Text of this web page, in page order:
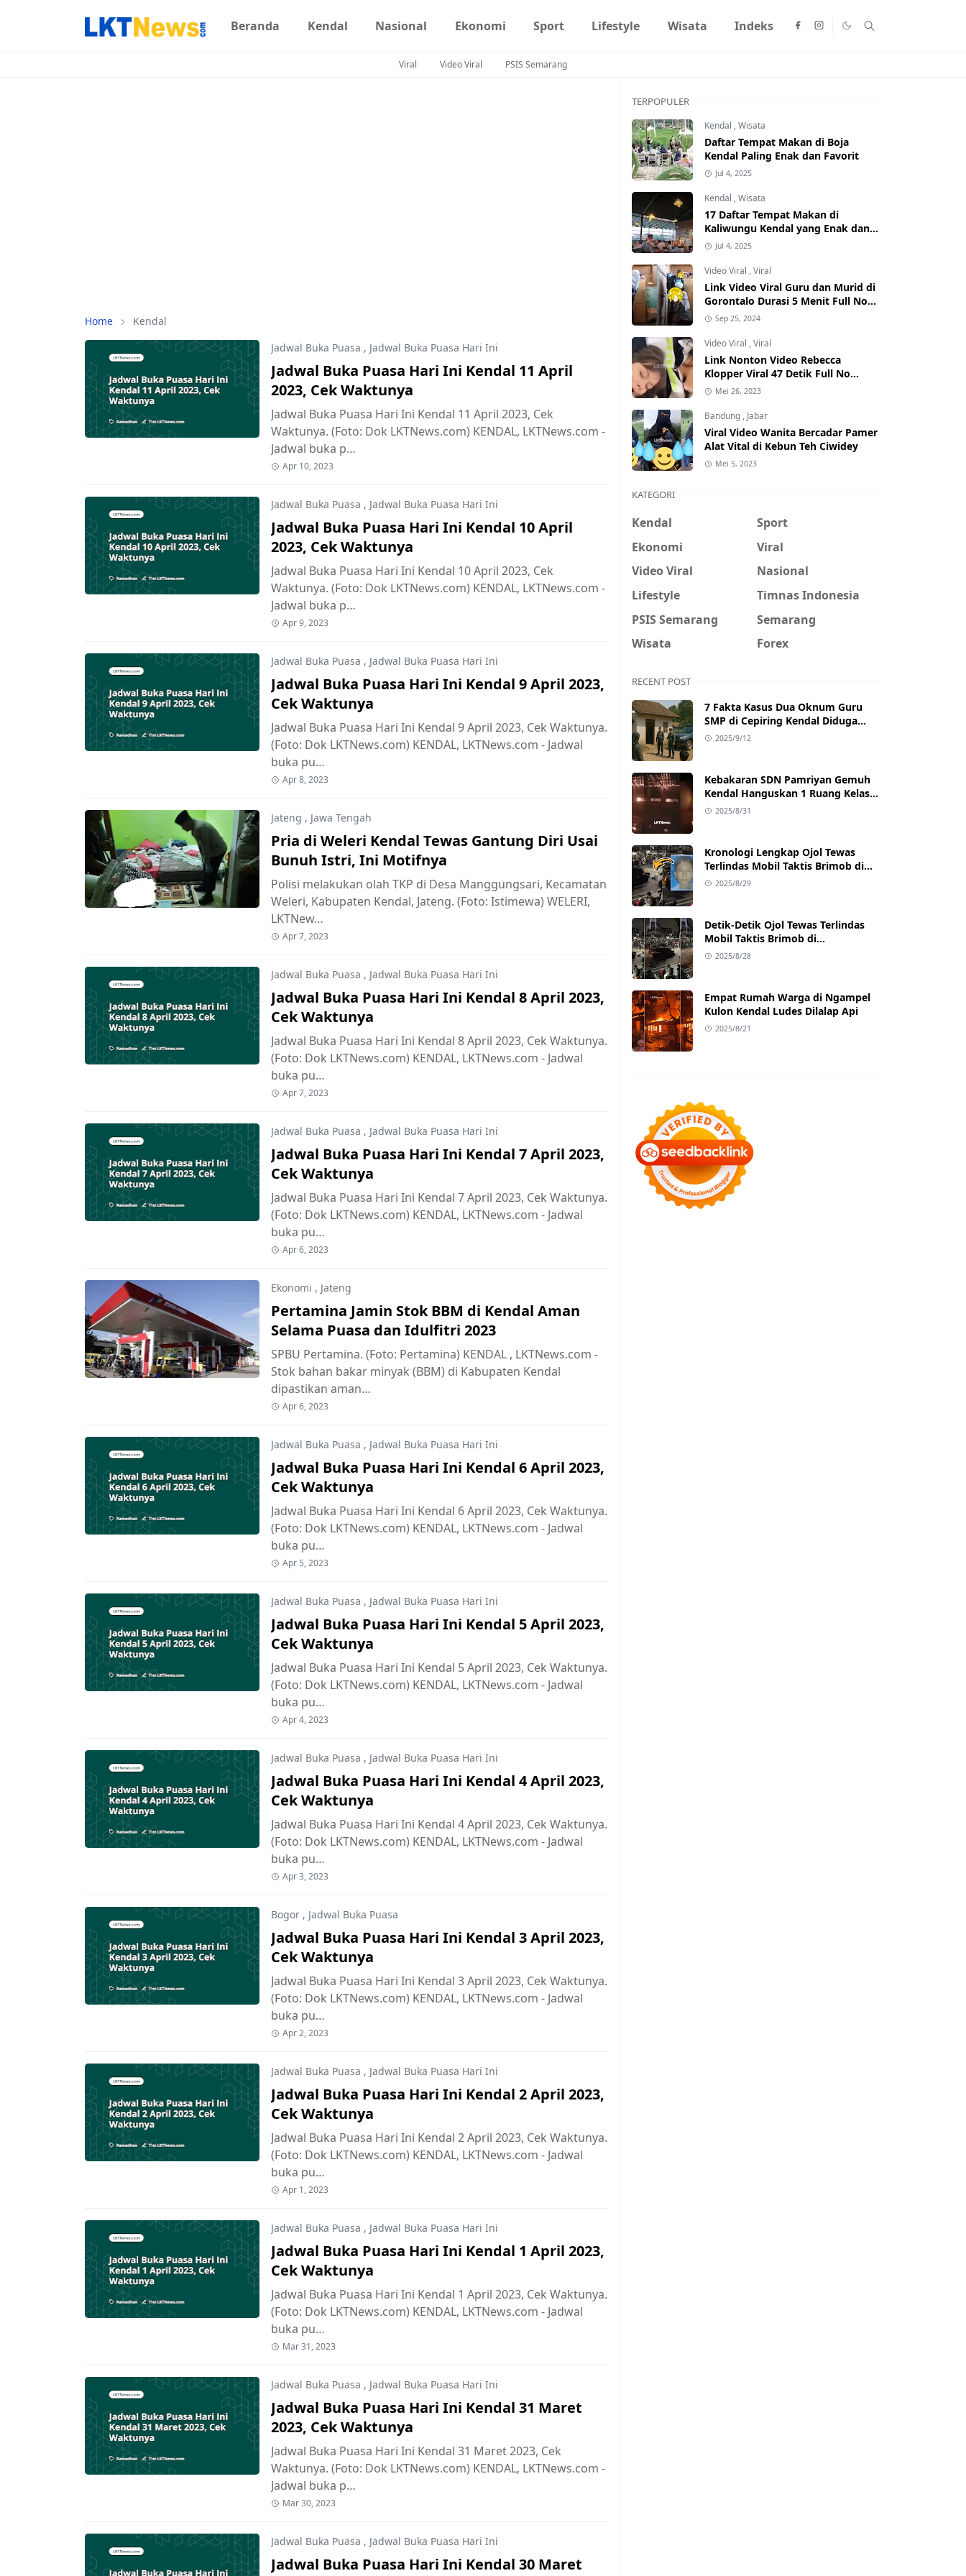
Beranda Kendal Nasional Ekonomi Sport Lifestyle Wisata Indeks
Viral Video Viral PSIS Semarang
Home
Kendal
Jadwal Buka Puasa , Jadwal Buka Puasa Hari Ini
Jadwal Buka Puasa Hari Ini Kendal 11 April
2023, Cek Waktunya
Jadwal Buka Puasa Hari Ini Kendal 11 April 2023, Cek
Waktunya. (Foto: Dok LKTNews.com) KENDAL, LKTNews.com -
Jadwal buka p…
Apr 10, 2023
Jadwal Buka Puasa , Jadwal Buka Puasa Hari Ini
Jadwal Buka Puasa Hari Ini Kendal 10 April
2023, Cek Waktunya
Jadwal Buka Puasa Hari Ini Kendal 10 April 2023, Cek
Waktunya. (Foto: Dok LKTNews.com) KENDAL, LKTNews.com -
Jadwal buka p…
Apr 9, 2023
Jadwal Buka Puasa , Jadwal Buka Puasa Hari Ini
Jadwal Buka Puasa Hari Ini Kendal 9 April 2023,
Cek Waktunya
Jadwal Buka Puasa Hari Ini Kendal 9 April 2023, Cek Waktunya.
(Foto: Dok LKTNews.com) KENDAL, LKTNews.com - Jadwal
buka pu…
Apr 8, 2023
Jateng , Jawa Tengah
Pria di Weleri Kendal Tewas Gantung Diri Usai
Bunuh Istri, Ini Motifnya
Polisi melakukan olah TKP di Desa Manggungsari, Kecamatan
Weleri, Kabupaten Kendal, Jateng. (Foto: Istimewa) WELERI,
LKTNew…
Apr 7, 2023
Jadwal Buka Puasa , Jadwal Buka Puasa Hari Ini
Jadwal Buka Puasa Hari Ini Kendal 8 April 2023,
Cek Waktunya
Jadwal Buka Puasa Hari Ini Kendal 8 April 2023, Cek Waktunya.
(Foto: Dok LKTNews.com) KENDAL, LKTNews.com - Jadwal
buka pu…
Apr 7, 2023
Jadwal Buka Puasa , Jadwal Buka Puasa Hari Ini
Jadwal Buka Puasa Hari Ini Kendal 7 April 2023,
Cek Waktunya
Jadwal Buka Puasa Hari Ini Kendal 7 April 2023, Cek Waktunya.
(Foto: Dok LKTNews.com) KENDAL, LKTNews.com - Jadwal
buka pu…
Apr 6, 2023
Ekonomi , Jateng
Pertamina Jamin Stok BBM di Kendal Aman
Selama Puasa dan Idulfitri 2023
SPBU Pertamina. (Foto: Pertamina) KENDAL , LKTNews.com -
Stok bahan bakar minyak (BBM) di Kabupaten Kendal
dipastikan aman…
Apr 6, 2023
Jadwal Buka Puasa , Jadwal Buka Puasa Hari Ini
Jadwal Buka Puasa Hari Ini Kendal 6 April 2023,
Cek Waktunya
Jadwal Buka Puasa Hari Ini Kendal 6 April 2023, Cek Waktunya.
(Foto: Dok LKTNews.com) KENDAL, LKTNews.com - Jadwal
buka pu…
Apr 5, 2023
Jadwal Buka Puasa , Jadwal Buka Puasa Hari Ini
Jadwal Buka Puasa Hari Ini Kendal 5 April 2023,
Cek Waktunya
Jadwal Buka Puasa Hari Ini Kendal 5 April 2023, Cek Waktunya.
(Foto: Dok LKTNews.com) KENDAL, LKTNews.com - Jadwal
buka pu…
Apr 4, 2023
Jadwal Buka Puasa , Jadwal Buka Puasa Hari Ini
Jadwal Buka Puasa Hari Ini Kendal 4 April 2023,
Cek Waktunya
Jadwal Buka Puasa Hari Ini Kendal 4 April 2023, Cek Waktunya.
(Foto: Dok LKTNews.com) KENDAL, LKTNews.com - Jadwal
buka pu…
Apr 3, 2023
Bogor, Jadwal Buka Puasa
Jadwal Buka Puasa Hari Ini Kendal 3 April 2023,
Cek Waktunya
Jadwal Buka Puasa Hari Ini Kendal 3 April 2023, Cek Waktunya.
(Foto: Dok LKTNews.com) KENDAL, LKTNews.com - Jadwal
buka pu…
Apr 2, 2023
Jadwal Buka Puasa , Jadwal Buka Puasa Hari Ini
Jadwal Buka Puasa Hari Ini Kendal 2 April 2023,
Cek Waktunya
Jadwal Buka Puasa Hari Ini Kendal 2 April 2023, Cek Waktunya.
(Foto: Dok LKTNews.com) KENDAL, LKTNews.com - Jadwal
buka pu…
Apr 1, 2023
Jadwal Buka Puasa , Jadwal Buka Puasa Hari Ini
Jadwal Buka Puasa Hari Ini Kendal 1 April 2023,
Cek Waktunya
Jadwal Buka Puasa Hari Ini Kendal 1 April 2023, Cek Waktunya.
(Foto: Dok LKTNews.com) KENDAL, LKTNews.com - Jadwal
buka pu…
Mar 31, 2023
Jadwal Buka Puasa , Jadwal Buka Puasa Hari Ini
Jadwal Buka Puasa Hari Ini Kendal 31 Maret
2023, Cek Waktunya
Jadwal Buka Puasa Hari Ini Kendal 31 Maret 2023, Cek
Waktunya. (Foto: Dok LKTNews.com) KENDAL, LKTNews.com -
Jadwal buka p…
Mar 30, 2023
Jadwal Buka Puasa , Jadwal Buka Puasa Hari Ini
Jadwal Buka Puasa Hari Ini Kendal 30 Maret
TERPOPULER
Kendal ,Wisata
Daftar Tempat Makan di Boja
Kendal Paling Enak dan Favorit
Jul 4, 2025
Kendal ,Wisata
17 Daftar Tempat Makan di
Kaliwungu Kendal yang Enak dan
Populer
Jul 4, 2025
Video Viral ,Viral
Link Video Viral Guru dan Murid di
Gorontalo Durasi 5 Menit Full No
Sensor Bertebaran di Internet,
Hati-Hati Phising!
Sep 25, 2024
Video Viral ,Viral
Link Nonton Video Rebecca
Klopper Viral 47 Detik Full No
Sensor Bertebaran di Internet,
Mei 26, 2023
Bandung , Jabar
Viral Video Wanita Bercadar Pamer
Alat Vital di Kebun Teh Ciwidey
Mei 5, 2023
KATEGORI
Kendal
Sport
Ekonomi
Viral
Video Viral
Nasional
Lifestyle
Timnas Indonesia
PSIS Semarang
Semarang
Wisata
Forex
RECENT POST
7 Fakta Kasus Dua Oknum Guru
SMP di Cepiring Kendal Diduga
Berselingkuh: Kronologi,
2025/9/12
Kebakaran SDN Pamriyan Gemuh
Kendal Hanguskan 1 Ruang Kelas
dan Toilet
2025/8/31
Kronologi Lengkap Ojol Tewas
Terlindas Mobil Taktis Brimob di
Pejompongan, Ternyata Sedang
2025/8/29
Detik-Detik Ojol Tewas Terlindas
Mobil Taktis Brimob di
Pejompongan, Viral di Medsos
2025/8/28
Empat Rumah Warga di Ngampel
Kulon Kendal Ludes Dilalap Api
2025/8/21